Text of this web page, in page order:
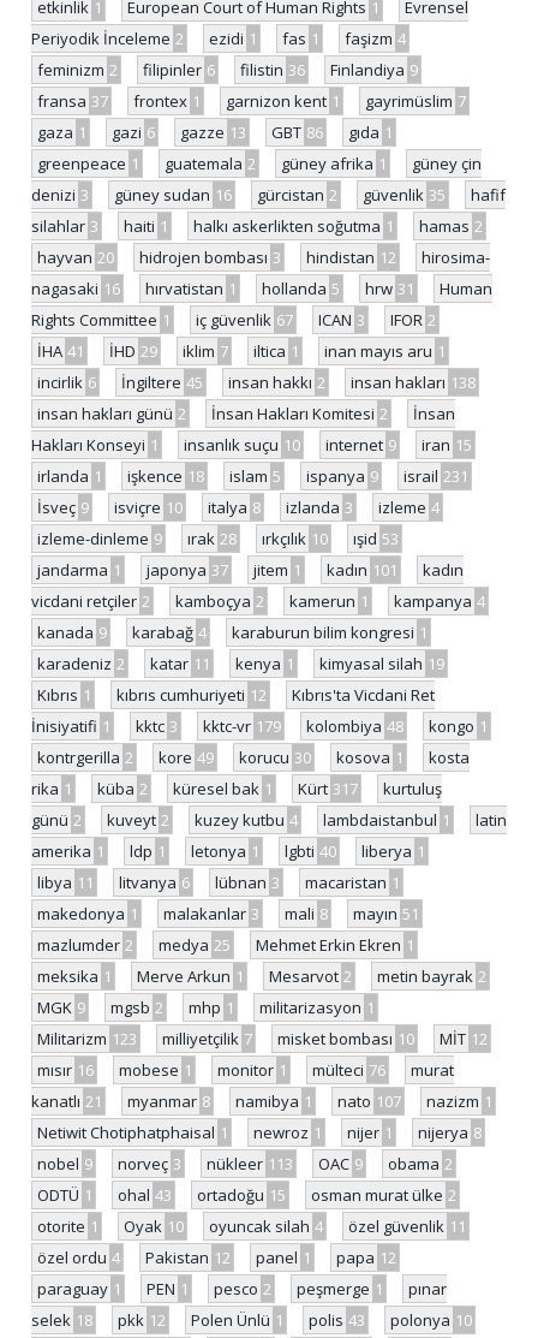
etkinlik 1 European Court of Human Rights 1
Evrensel
Periyodik İnceleme 2 ezidi 1 fas 1 faşizm 4
feminizm 2 filipinler 6 filistin 36 Finlandiya 9
fransa 37 frontex 1 garnizon kent 1 gayrimüslim 7
gaza 1 gazi 6 gazze 13 GBT 86 gıda 1
greenpeace 1 guatemala 2 güney afrika 1
güney çin
denizi 3 güney sudan 16 gürcistan 2 güvenlik 35
hafif
silahlar 3 haiti 1 halkı askerlikten soğutma 1 hamas 2
hayvan 20 hidrojen bombası 3 hindistan 12
hirosima-
nagasaki 16 hırvatistan 1 hollanda 5 hrw 31
Human
Rights Committee 1 iç güvenlik 67 ICAN 3 IFOR 2
İHA 41 İHD 29 iklim 7 iltica 1 inan mayıs aru 1
incirlik 6 İngiltere 45 insan hakkı 2 insan hakları 138
insan hakları günü 2 İnsan Hakları Komitesi 2
İnsan
Hakları Konseyi 1 insanlık suçu 10 internet 9 iran 15
irlanda 1 işkence 18 islam 5 ispanya 9 israil 231
İsveç 9 isviçre 10 italya 8 izlanda 3 izleme 4
izleme-dinleme 9 ırak 28 ırkçılık 10 ışid 53
jandarma 1 japonya 37 jitem 1 kadın 101
kadın
vicdani retçiler 2 kamboçya 2 kamerun 1 kampanya 4
kanada 9 karabağ 4 karaburun bilim kongresi 1
karadeniz 2 katar 11 kenya 1 kimyasal silah 19
Kıbrıs 1 kıbrıs cumhuriyeti 12
Kıbrıs'ta Vicdani Ret
İnisiyatifi 1 kktc 3 kktc-vr 179 kolombiya 48 kongo 1
kontrgerilla 2 kore 49 korucu 30 kosova 1
kosta
rika 1 küba 2 küresel bak 1 Kürt 317
kurtuluş
günü 2 kuveyt 2 kuzey kutbu 4 lambdaistanbul 1
latin
amerika 1 ldp 1 letonya 1 lgbti 40 liberya 1
libya 11 litvanya 6 lübnan 3 macaristan 1
makedonya 1 malakanlar 3 mali 8 mayın 51
mazlumder 2 medya 25 Mehmet Erkin Ekren 1
meksika 1 Merve Arkun 1 Mesarvot 2 metin bayrak 2
MGK 9 mgsb 2 mhp 1 militarizasyon 1
Militarizm 123 milliyetçilik 7 misket bombası 10 MİT 12
mısır 16 mobese 1 monitor 1 mülteci 76
murat
kanatlı 21 myanmar 8 namibya 1 nato 107 nazizm 1
Netiwit Chotiphatphaisal 1 newroz 1 nijer 1 nijerya 8
nobel 9 norveç 3 nükleer 113 OAC 9 obama 2
ODTÜ 1 ohal 43 ortadoğu 15 osman murat ülke 2
otorite 1 Oyak 10 oyuncak silah 4 özel güvenlik 11
özel ordu 4 Pakistan 12 panel 1 papa 12
paraguay 1 PEN 1 pesco 2 peşmerge 1
pınar
selek 18 pkk 12 Polen Ünlü 1 polis 43 polonya 10